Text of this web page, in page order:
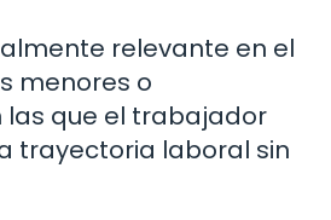
relevante en el
menores o
las que el trabajador
trayectoria laboral sin